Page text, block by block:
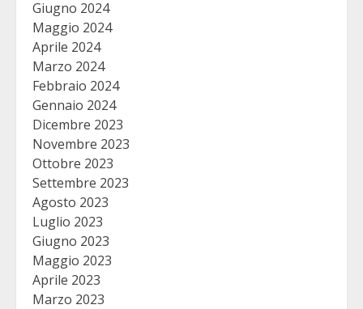
Giugno 2024
Maggio 2024
Aprile 2024
Marzo 2024
Febbraio 2024
Gennaio 2024
Dicembre 2023
Novembre 2023
Ottobre 2023
Settembre 2023
Agosto 2023
Luglio 2023
Giugno 2023
Maggio 2023
Aprile 2023
Marzo 2023